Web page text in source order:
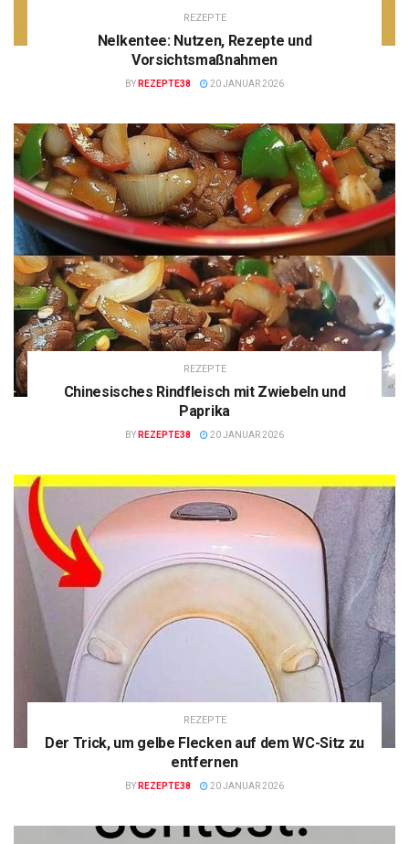
REZEPTE
Nelkentee: Nutzen, Rezepte und
Vorsichtsmaßnahmen
BY REZEPTE38 20 JANUAR 2026
REZEPTE
Chinesisches Rindfleisch mit Zwiebeln und
Paprika
BY REZEPTE38 20 JANUAR 2026
REZEPTE
Der Trick, um gelbe Flecken auf dem WC-Sitz zu
entfernen
BY REZEPTE38 20 JANUAR 2026